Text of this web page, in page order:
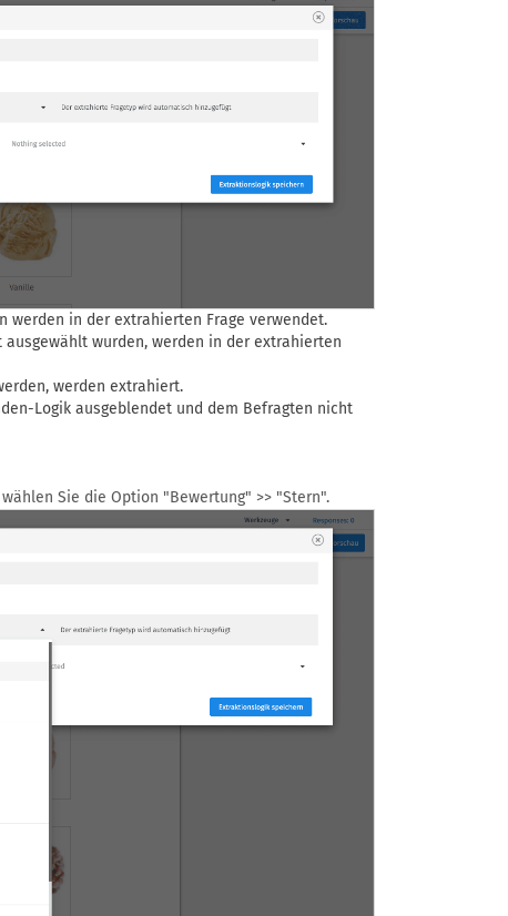
werden in der extrahierten Frage verwendet.
wurden, werden in der extrahierten
werden extrahiert.
Logik ausgeblendet und dem Befragten nicht
Sie die Option "Bewertung" >> "Stern".